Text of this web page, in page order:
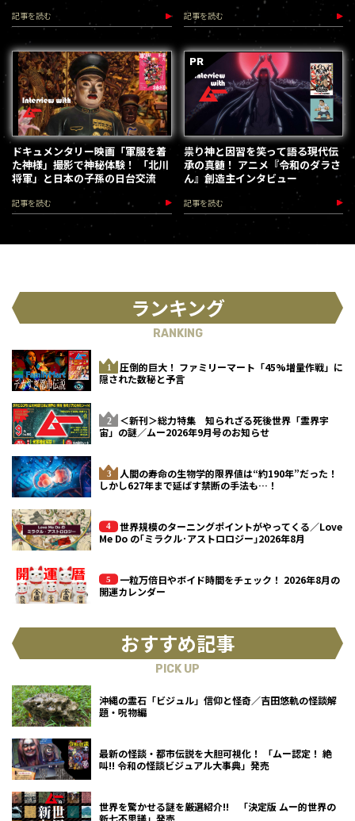
記事を読む 記事を読む
ドキュメンタリー映画「軍服を着
た神様」撮影で神秘体験！ 「北川
将軍」と日本の子孫の日台交流
記事を読む
祟り神と因習を笑って語る現代伝
承の真髄！ アニメ『令和のダラさ
ん』創造主インタビュー
記事を読む
ランキング
RANKING
圧倒的巨大！ ファミリーマート「45%増量作戦」に
隠された数秘と予言
＜新刊＞総力特集 知られざる死後世界「霊界宇
宙」の謎／ムー2026年9月号のお知らせ
人間の寿命の生物学的限界値は“約190年”だった！
しかし627年まで延ばす禁断の手法も…！
世界規模のターニングポイントがやってくる／Love
Me Do の｢ミラクル･アストロロジー｣2026年8月
一粒万倍日やボイド時間をチェック！ 2026年8月の
開運カレンダー
おすすめ記事
PICK UP
沖縄の霊石「ビジュル」信仰と怪奇／吉田悠軌の怪談解
題・呪物編
最新の怪談・都市伝説を大胆可視化！ 「ムー認定！ 絶
叫!! 令和の怪談ビジュアル大事典」発売
世界を驚かせる謎を厳選紹介!! 「決定版 ムー的世界の
新七不思議」発売